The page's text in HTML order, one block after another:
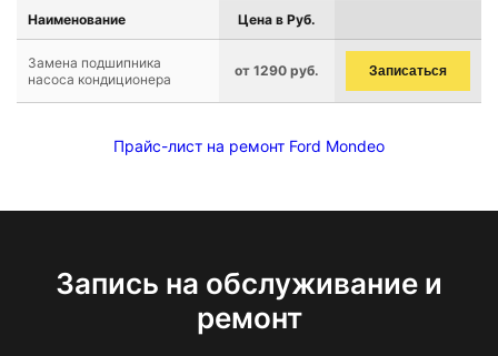
Наименование Цена в Руб.
Замена подшипника
насоса кондиционера
от 1290 руб. Записаться
Прайс-лист на ремонт Ford Mondeo
Запись на обслуживание и
ремонт